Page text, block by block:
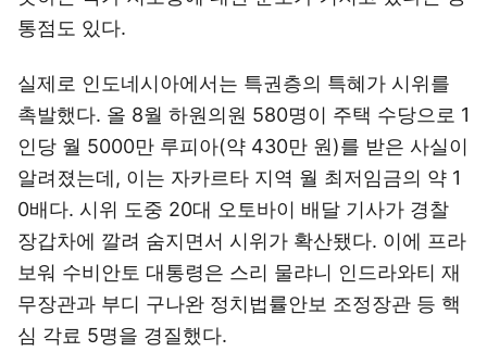
통점도 있다.
실제로 인도네시아에서는 특권층의 특혜가 시위를
촉발했다. 올 8월 하원의원 580명이 주택 수당으로 1
인당 월 5000만 루피아(약 430만 원)를 받은 사실이
알려졌는데, 이는 자카르타 지역 월 최저임금의 약 1
0배다. 시위 도중 20대 오토바이 배달 기사가 경찰
장갑차에 깔려 숨지면서 시위가 확산됐다. 이에 프라
보워 수비안토 대통령은 스리 물랴니 인드라와티 재
무장관과 부디 구나완 정치법률안보 조정장관 등 핵
심 각료 5명을 경질했다.